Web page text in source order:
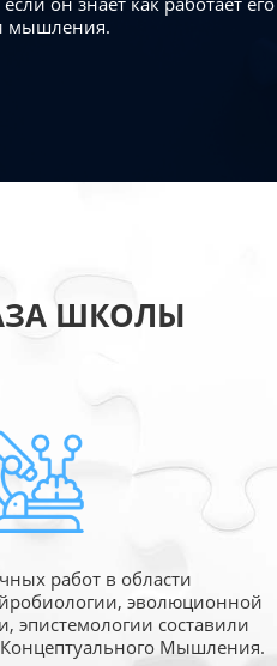
мышления.
ШКОЛЫ
работ в области
эволюционной
эпистемологии составили
Мышления.